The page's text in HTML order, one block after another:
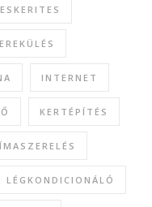
INTERNET
KERTÉPÍTÉS
LÉGKONDICIONÁLÓ